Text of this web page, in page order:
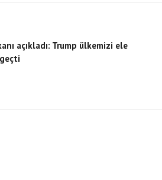
açıkladı: Trump ülkemizi ele